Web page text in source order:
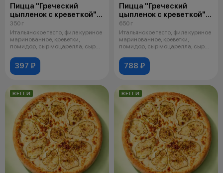
Пицца "Греческий
цыпленок с креветкой"
24 см
350 г
Итальянское тесто, филе куриное
маринованное, креветки,
помидор, сыр моцарелла, сыр
397 ₽
Пицца "Греческий
цыпленок с креветкой"
32 см
650 г
Итальянское тесто, филе куриное
маринованное, креветки,
помидор, сыр моцарелла, сыр
788 ₽
ВЕГГИ ВЕГГИ